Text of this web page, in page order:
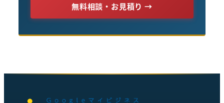
無料相談・お見積り →